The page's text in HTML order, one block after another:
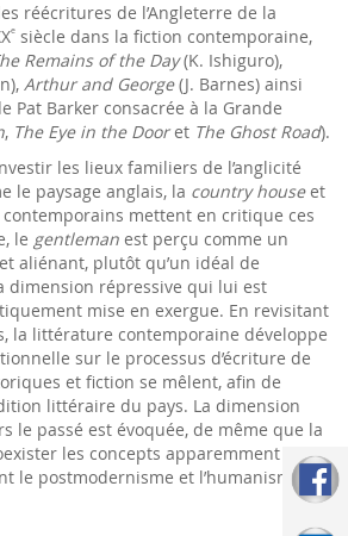
réécritures de l’Angleterre de la
e siècle dans la fiction contemporaine,
Remains of the Day(K. Ishiguro),
Arthur and George(J. Barnes) ainsi
Pat Barker consacrée à la Grande
, The Eye in the Dooret The Ghost Road).
les lieux familiers de l’anglicité
le paysage anglais, la country houseet
mettent en critique ces
le gentleman est perçu comme un
aliénant, plutôt qu’un idéal de
dimension répressive qui lui est
mise en exergue. En revisitant
la littérature contemporaine développe
sur le processus d’écriture de
et fiction se mêlent, afin de
littéraire du pays. La dimension
le passé est évoquée, de même que la
les concepts apparemment
le postmodernisme et l’humanisme.